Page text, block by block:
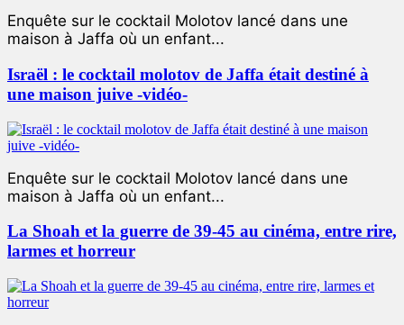
Enquête sur le cocktail Molotov lancé dans une
maison à Jaffa où un enfant...
Israël : le cocktail molotov de Jaffa était destiné à
une maison juive -vidéo-
Enquête sur le cocktail Molotov lancé dans une
maison à Jaffa où un enfant...
La Shoah et la guerre de 39-45 au cinéma, entre rire,
larmes et horreur